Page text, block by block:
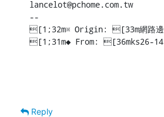
lancelot@pchome.com.tw
--
[1;32m※ Origin: [33m網路
[1;31m◆ From: [36mks26-
Reply